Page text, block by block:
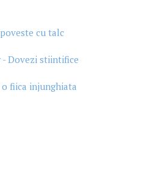
cu talc
Dovezi stiintifice
fiica injunghiata